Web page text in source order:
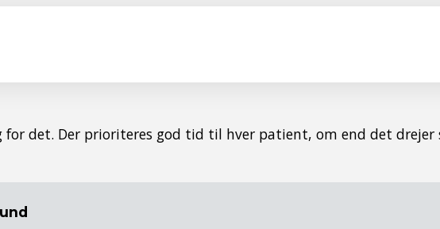
det. Der prioriteres god tid til hver patient, om end det drejer